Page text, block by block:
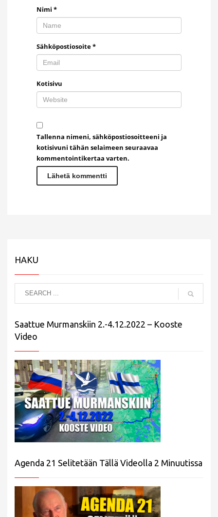
Nimi *
Sähköpostiosoite*
Kotisivu
Tallenna nimeni, sähköpostiosoitteeni ja
kotisivuni tähän selaimeen seuraavaa
kommentointikertaa varten.
HAKU
Saattue Murmanskiin 2.-4.12.2022 – Kooste
Video
Agenda 21 Selitetään Tällä Videolla 2 Minuutissa